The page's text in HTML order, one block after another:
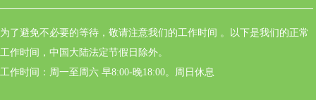
为了避免不必要的等待，敬请注意我们的工作时间 。以下是我们的正常
工作时间，中国大陆法定节假日除外。
工作时间：周一至周六 早8:00-晚18:00。周日休息